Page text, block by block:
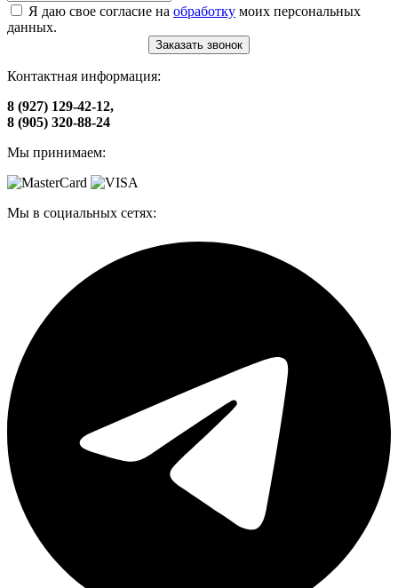
Я даю свое согласие на обработку моих персональных
данных.
Заказать звонок
Контактная информация:
8 (927) 129-42-12,
8 (905) 320-88-24
Мы принимаем:
Мы в социальных сетях: